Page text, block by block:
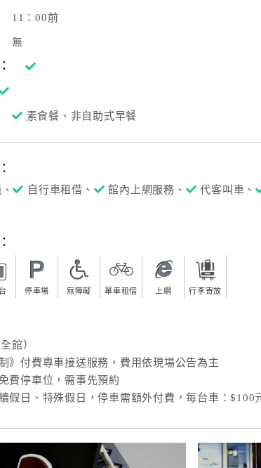
11：00前
無
素食餐、非自助式早餐
自行車租借、 館內上網服務、 代客叫車、
停車場 無障礙 單車租借 上網 行李寄放
館）
》付費專車接送服務，費用依現場公告為主
費停車位，需事先預約
假日、特殊假日，停車需額外付費，每台車：